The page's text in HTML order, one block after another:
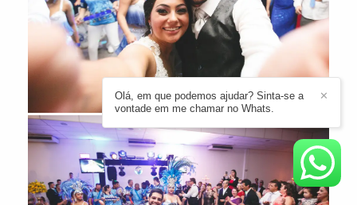
✕
Olá, em que podemos ajudar? Sinta-se a
vontade em me chamar no Whats.